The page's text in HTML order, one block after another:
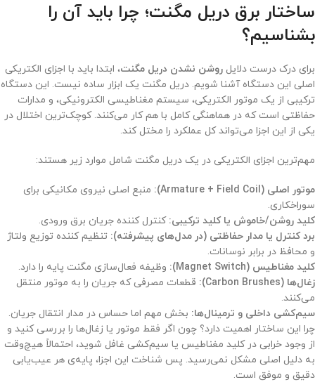
ساختار برق دریل مگنت؛ چرا باید آن را
بشناسیم؟
برای درک درست دلایل روشن نشدن دریل مگنت، ابتدا باید با اجزای الکتریکی
اصلی این دستگاه آشنا شویم. دریل مگنت یک ابزار ساده نیست. این دستگاه
ترکیبی از یک موتور الکتریکی، سیستم مغناطیسی الکترونیکی، و مدارات
حفاظتی است که در هماهنگی کامل با هم کار می‌کنند. کوچک‌ترین اختلال در
یکی از این اجزا می‌تواند کل عملکرد را مختل کند.
مهم‌ترین اجزای الکتریکی در یک دریل مگنت شامل موارد زیر هستند:
موتور اصلی (Armature + Field Coil):
منبع اصلی نیروی مکانیکی برای
سوراخکاری.
کلید روشن/خاموش یا کلید ترکیبی: کنترل کننده جریان برق ورودی.
برد کنترل یا مدار حفاظتی (در مدل‌های پیشرفته): تنظیم کننده توزیع ولتاژ
و محافظ در برابر نوسانات.
کلید مغناطیس (Magnet Switch):
وظیفه فعال‌سازی مگنت پایه را دارد.
زغال‌ها (Carbon Brushes):
قطعات مصرفی که جریان را به موتور منتقل
می‌کنند.
سیم‌کشی داخلی و ترمینال‌ها: بخش مهم اما حساس در مدار انتقال جریان.
چرا این ساختار اهمیت دارد؟ چون اگر فقط موتور یا زغال‌ها را بررسی کنید و
از وجود خرابی در کلید مغناطیس یا سیم‌کشی غافل شوید، احتمالاً هیچ‌وقت
به دلیل اصلی مشکل نمی‌رسید. پس شناخت این اجزا، پایه‌ی هر عیب‌یابی
دقیق و موفق است.